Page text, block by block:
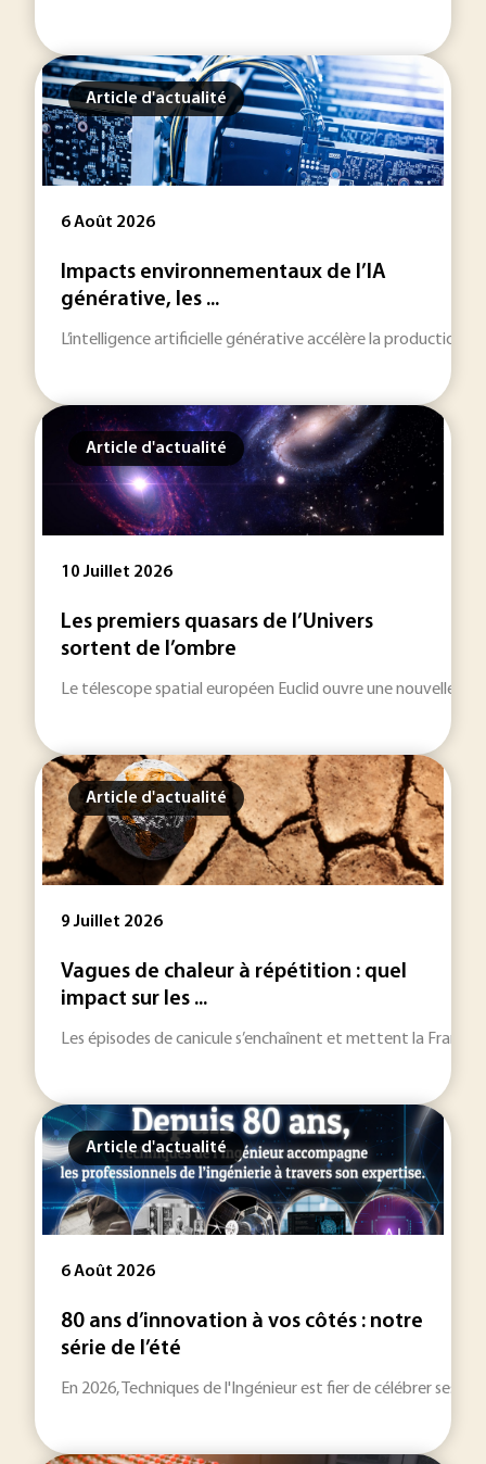
Article d'actualité
6 Août 2026
Impacts environnementaux de l’IA
générative, les ...
L’intelligence artificielle générative accélère la production
Article d'actualité
10 Juillet 2026
Les premiers quasars de l’Univers
sortent de l’ombre
Le télescope spatial européen Euclid ouvre une nouvelle
Article d'actualité
9 Juillet 2026
Vagues de chaleur à répétition : quel
impact sur les ...
Les épisodes de canicule s’enchaînent et mettent la France
Article d'actualité
6 Août 2026
80 ans d’innovation à vos côtés : notre
série de l’été
En 2026, Techniques de l'Ingénieur est fier de célébrer ses